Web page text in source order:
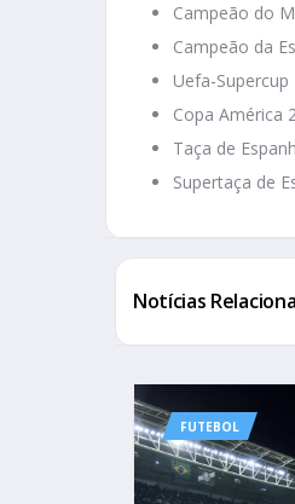
Campeão do
Campeão da
Uefa-
Copa América
Taça de
Supertaça de
Notícias
FUTEBOL